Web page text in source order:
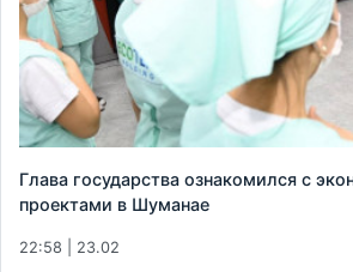
Глава государства ознакомился с
проектами в Шуманае
22:58 | 23.02